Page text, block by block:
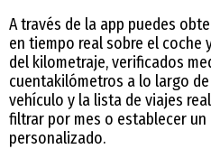
A través de la app puedes
en tiempo real sobre el coche
del kilometraje, verificados
cuentakilómetros a lo largo
vehículo y la lista de viajes
filtrar por mes o establecer un
personalizado.